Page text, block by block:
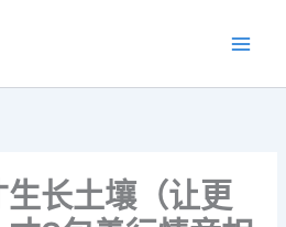
长土壤（让更